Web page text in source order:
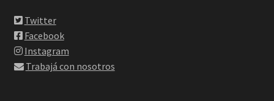
Twitter
Facebook
Instagram
Trabajá con nosotros